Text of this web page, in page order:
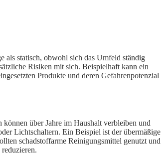
als statisch, obwohl sich das Umfeld ständig
Risiken mit sich. Beispielhaft kann ein
Produkte und deren Gefahrenpotenzial
über Jahre im Haushalt verbleiben und
Lichtschaltern. Ein Beispiel ist der übermäßige
schadstoffarme Reinigungsmittel genutzt und